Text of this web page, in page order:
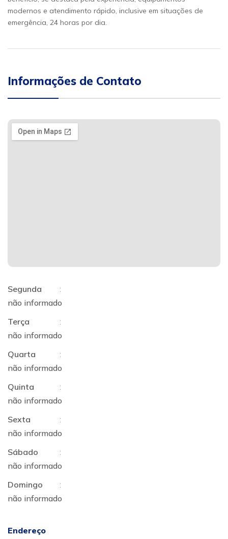
modernos e atendimento rápido, inclusive em situações de
emergência, 24 horas por dia.
Informações de Contato
Segunda
:
não informado
Terça
:
não informado
Quarta
:
não informado
Quinta
:
não informado
Sexta
:
não informado
Sábado
:
não informado
Domingo
:
não informado
Endereço